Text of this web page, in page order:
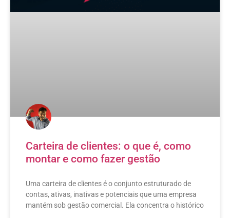
Carteira de clientes: o que é, como
montar e como fazer gestão
Uma carteira de clientes é o conjunto estruturado de
contas, ativas, inativas e potenciais que uma empresa
mantém sob gestão comercial. Ela concentra o histórico